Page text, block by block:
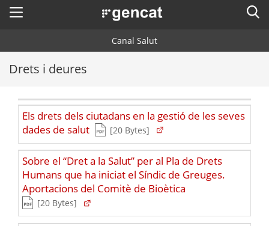
. Obre en una nova finestra.
Menú
La Meva Salut . Obre en una nova finestra.
Programació de visites al CAP . Obre en una nova
Què cal fer si... La baixa mèdica
Canal Salut
Salut A-Z
Vida saludable
Sistema de salut
Professionals
Actualitat
Contacte
Drets i deures
Els drets dels ciutadans en la gestió de les seves
dades de salut (Tipus de fitxer pdf)
(Pes del fitxer)
[20 Bytes]
Sobre el “Dret a la Salut” per al Pla de Drets
Humans que ha iniciat el Síndic de Greuges.
Aportacions del Comitè de Bioètica
(Pes del fitxer)
[20 Bytes]